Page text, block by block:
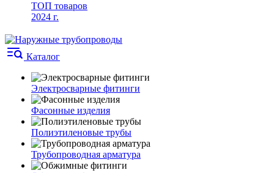
ТОП товаров
2024 г.
Каталог
Электросварные фитинги
Фасонные изделия
Полиэтиленовые трубы
Трубопроводная арматура